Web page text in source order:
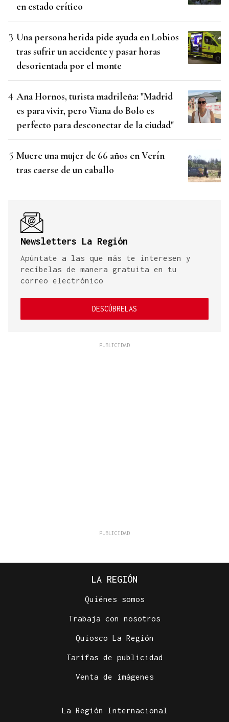
en estado crítico
Una persona herida pide ayuda en Lobios
tras sufrir un accidente y pasar horas
desorientada por el monte
Ana Hornos, turista madrileña: "Madrid
es para vivir, pero Viana do Bolo es
perfecto para desconectar de la ciudad"
Muere una mujer de 66 años en Verín
tras caerse de un caballo
Newsletters La Región
Apúntate a las que más te interesen y
recíbelas de manera gratuita en tu
correo electrónico
DESCÚBRELAS
LA REGIÓN
Quiénes somos
Trabaja con nosotros
Quiosco La Región
Tarifas de publicidad
Venta de imágenes
La Región Internacional